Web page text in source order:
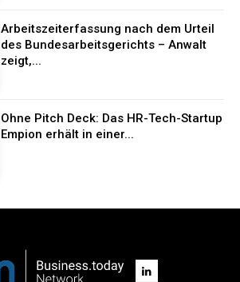
Arbeitszeiterfassung nach dem Urteil
des Bundesarbeitsgerichts – Anwalt
zeigt,...
Ohne Pitch Deck: Das HR-Tech-Startup
Empion erhält in einer...